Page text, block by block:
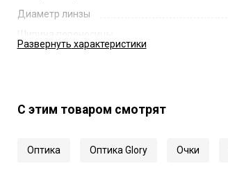
Диаметр линзы
Ширина переносицы
Развернуть характеристики
С этим товаром смотрят
Оптика Оптика Glory Очки